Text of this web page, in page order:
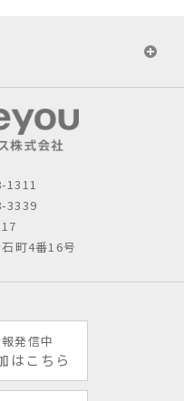
1311
3339
町4番16号
発信中
はこちら